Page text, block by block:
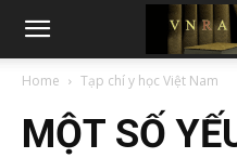
Home Tạp chí y học Việt Nam
MỘT SỐ